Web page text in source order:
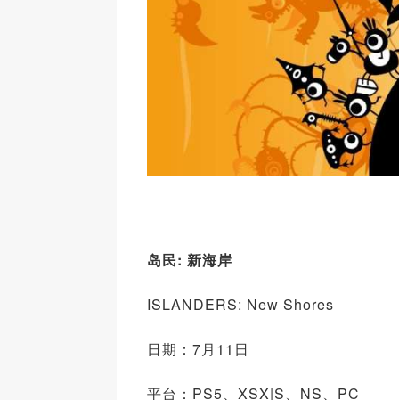
岛民: 新海岸
ISLANDERS: New Shores
日期：7月11日
平台：PS5、XSX|S、NS、PC